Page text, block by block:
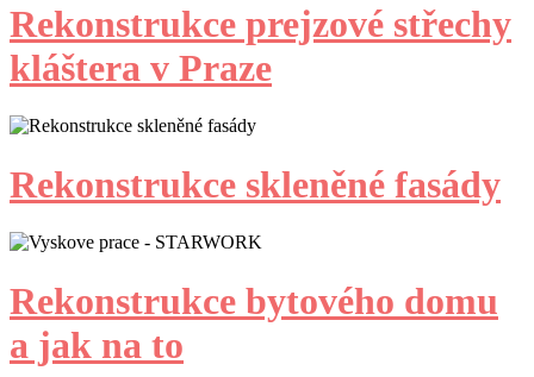
Rekonstrukce prejzové střechy
kláštera v Praze
Rekonstrukce skleněné fasády
Rekonstrukce bytového domu
a jak na to